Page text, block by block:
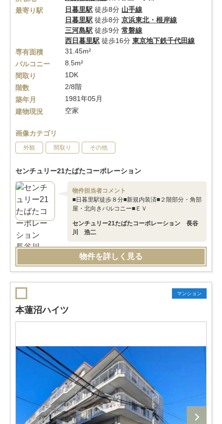
最寄り駅
日暮里駅 徒歩8分 山手線
日暮里駅 徒歩8分 京浜東北・根岸線
三河島駅 徒歩9分 常磐線
西日暮里駅 徒歩16分 東京地下鉄千代田線
専有面積
31.45m²
バルコニー
8.5m²
間取り
1DK
階数
2/8階
築年月
1981年05月
建物現況
空家
画像カテゴリ
外観 間取り その他
センチュリー21たばたコーポレーション
物件担当者コメント
■日暮里駅徒歩８分■新規内装済■２階部分・角部
屋・北向きバルコニー■ＥＶ
センチュリー21たばたコーポレーション 長谷
川 浩二
物件を詳しく見る
マンション
本蓮沼ハイツ